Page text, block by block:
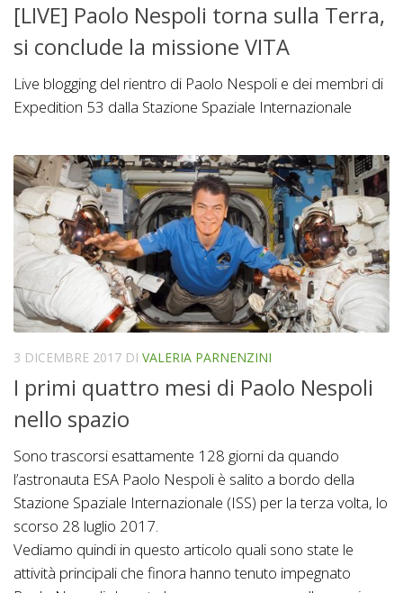
[LIVE] Paolo Nespoli torna sulla Terra,
si conclude la missione VITA
Live blogging del rientro di Paolo Nespoli e dei membri di
Expedition 53 dalla Stazione Spaziale Internazionale
3 DICEMBRE 2017 DI VALERIA PARNENZINI
I primi quattro mesi di Paolo Nespoli
nello spazio
Sono trascorsi esattamente 128 giorni da quando
l’astronauta ESA Paolo Nespoli è salito a bordo della
Stazione Spaziale Internazionale (ISS) per la terza volta, lo
scorso 28 luglio 2017.
Vediamo quindi in questo articolo quali sono state le
attività principali che finora hanno tenuto impegnato